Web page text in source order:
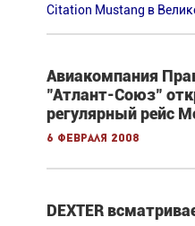
Citation Mustang в
Авиакомпания
"Атлант-Союз"
регулярный рейс
6 февраля 2008
DEXTER